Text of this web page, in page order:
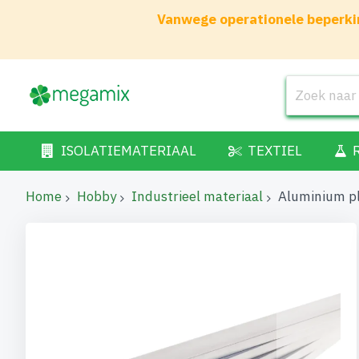
Vanwege operationele
ISOLATIEMATERIAAL TEXTIEL
Home Hobby Industrieel materiaal Aluminium